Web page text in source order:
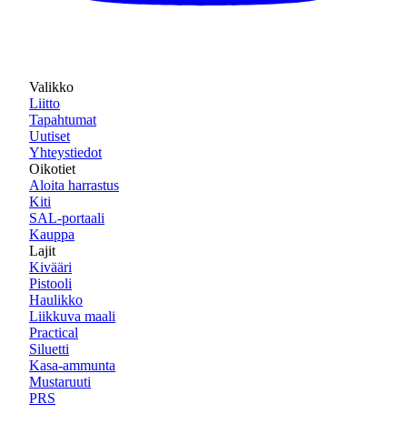
Valikko
Liitto
Tapahtumat
Uutiset
Yhteystiedot
Oikotiet
Aloita harrastus
Kiti
SAL-portaali
Kauppa
Lajit
Kivääri
Pistooli
Haulikko
Liikkuva maali
Practical
Siluetti
Kasa-ammunta
Mustaruuti
PRS